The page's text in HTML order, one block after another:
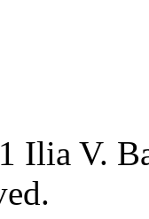
Ilia V.